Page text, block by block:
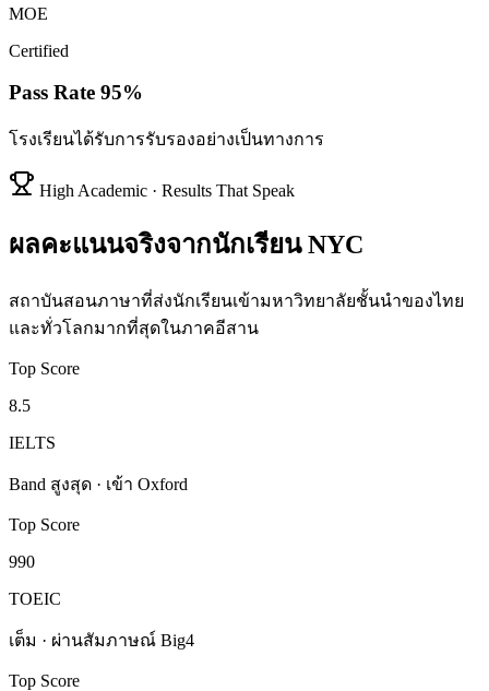
MOE
Certified
Pass Rate 95%
โรงเรียนได้รับการรับรองอย่างเป็นทางการ
High Academic · Results That Speak
ผลคะแนนจริงจากนักเรียน NYC
สถาบันสอนภาษาที่ส่งนักเรียนเข้ามหาวิทยาลัยชั้นนำของไทย
และทั่วโลกมากที่สุดในภาคอีสาน
Top Score
8.5
IELTS
Band สูงสุด · เข้า Oxford
Top Score
990
TOEIC
เต็ม · ผ่านสัมภาษณ์ Big4
Top Score